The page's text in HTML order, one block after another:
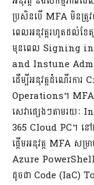
ប្រសិនបើ MFA មិនត្រូវ
ពេលអនុវត្តរហូតដល់ខែ
មុនពេល Signing
and Instune
ដើម្បីអនុវត្តដំណើរកា
Operations។ MFA
សេវាផ្សេងៗតាមរយ
365 Cloud PC។ ន
ផ្តើមអនុវត្ត MFA ស
Azure PowerShell,
ដូចជា Code (IaC)